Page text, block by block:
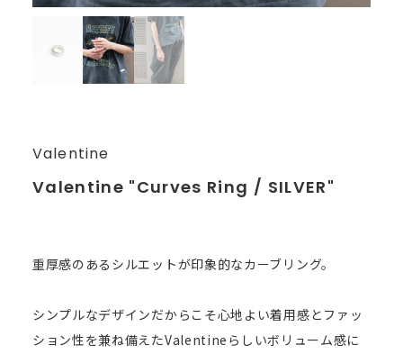
Valentine
Valentine "Curves Ring / SILVER"
重厚感のあるシルエットが印象的なカーブリング。
シンプルなデザインだからこそ心地よい着用感とファッ
ション性を兼ね備えたValentineらしいボリューム感に